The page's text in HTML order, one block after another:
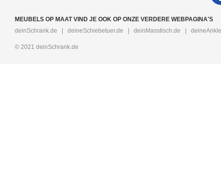
MEUBELS OP MAAT VIND JE OOK OP ONZE VERDERE WEBPAGINA'S
deinSchrank.de | deineSchiebetuer.de | deinMasstisch.de |
© 2021 deinSchrank.de